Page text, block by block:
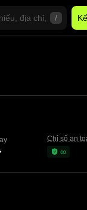
/
Chỉ số an
∞